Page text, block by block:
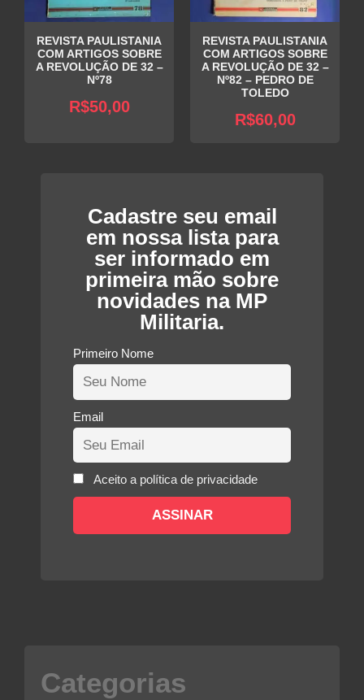
REVISTA PAULISTANIA
COM ARTIGOS SOBRE
A REVOLUÇÃO DE 32 –
Nº78
R$50,00
REVISTA PAULISTANIA
COM ARTIGOS SOBRE
A REVOLUÇÃO DE 32 –
Nº82 – PEDRO DE
TOLEDO
R$60,00
Cadastre seu email
em nossa lista para
ser informado em
primeira mão sobre
novidades na MP
Militaria.
Primeiro Nome
Email
Aceito a política de privacidade
Categorias